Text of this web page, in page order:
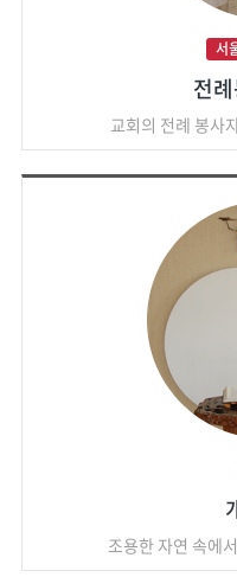
서
전
교회의 전례 봉사
조용한 자연 속에